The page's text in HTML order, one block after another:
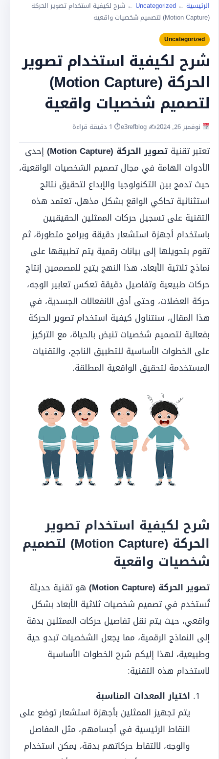
الرئيسية ←
Uncategorized
← شرح لكيفية استخدام تصوير الحركة
(Motion Capture) لتصميم شخصيات واقعية
Uncategorized
شرح لكيفية استخدام تصوير
الحركة (Motion Capture)
لتصميم شخصيات واقعية
نوفمبر 26, 2024 ✍️ e3refblog ⏱ 1 دقيقة قراءة
تعتبر تقنية تصوير الحركة (Motion Capture)
إحدى
الأدوات الهامة في مجال تصميم الشخصيات الواقعية،
حيث تدمج بين التكنولوجيا والإبداع لتحقيق نتائج
استثنائية تحاكي الواقع بشكل مذهل، تعتمد هذه
التقنية على تسجيل حركات الممثلين الحقيقيين
باستخدام أجهزة استشعار دقيقة وبرامج متطورة، ثم
تقوم بتحويلها إلى بيانات رقمية يتم تطبيقها على
نماذج ثلاثية الأبعاد، هذا النهج يتيح للمصممين إنتاج
حركات طبيعية وتفاصيل دقيقة تعكس تعابير الوجه،
حركة العضلات، وحتى أدق الانفعالات الجسدية، في
هذا المقال، سنتناول كيفية استخدام تصوير الحركة
بفعالية لتصميم شخصيات تنبض بالحياة، مع التركيز
على الخطوات الأساسية للتطبيق الناجح، والتقنيات
المستخدمة لتحقيق الواقعية المطلقة.
شرح لكيفية استخدام تصوير
الحركة (Motion Capture) لتصميم
شخصيات واقعية
تصوير الحركة (Motion Capture)
هو تقنية حديثة
تُستخدم في تصميم شخصيات ثلاثية الأبعاد بشكل
واقعي، حيث يتم نقل تفاصيل حركات الممثلين بدقة
إلى النماذج الرقمية، مما يجعل الشخصيات تبدو حية
وطبيعية، لهذا إليكم شرح الخطوات الأساسية
لاستخدام هذه التقنية:
اختيار المعدات المناسبة
يتم تجهيز الممثلين بأجهزة استشعار توضع على
النقاط الرئيسية في أجسامهم، مثل المفاصل
والوجه، لالتقاط حركاتهم بدقة، يمكن استخدام